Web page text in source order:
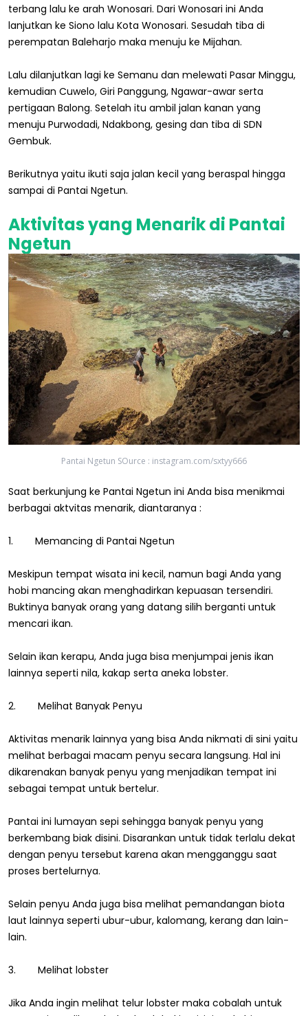
terbang lalu ke arah Wonosari. Dari Wonosari ini Anda
lanjutkan ke Siono lalu Kota Wonosari. Sesudah tiba di
perempatan Baleharjo maka menuju ke Mijahan.
Lalu dilanjutkan lagi ke Semanu dan melewati Pasar Minggu,
kemudian Cuwelo, Giri Panggung, Ngawar-awar serta
pertigaan Balong. Setelah itu ambil jalan kanan yang
menuju Purwodadi, Ndakbong, gesing dan tiba di SDN
Gembuk.
Berikutnya yaitu ikuti saja jalan kecil yang beraspal hingga
sampai di Pantai Ngetun.
Aktivitas yang Menarik di Pantai
Ngetun
Pantai Ngetun SOurce : instagram.com/sxtyy666
Saat berkunjung ke Pantai Ngetun ini Anda bisa menikmai
berbagai aktvitas menarik, diantaranya :
1. Memancing di Pantai Ngetun
Meskipun tempat wisata ini kecil, namun bagi Anda yang
hobi mancing akan menghadirkan kepuasan tersendiri.
Buktinya banyak orang yang datang silih berganti untuk
mencari ikan.
Selain ikan kerapu, Anda juga bisa menjumpai jenis ikan
lainnya seperti nila, kakap serta aneka lobster.
2. Melihat Banyak Penyu
Aktivitas menarik lainnya yang bisa Anda nikmati di sini yaitu
melihat berbagai macam penyu secara langsung. Hal ini
dikarenakan banyak penyu yang menjadikan tempat ini
sebagai tempat untuk bertelur.
Pantai ini lumayan sepi sehingga banyak penyu yang
berkembang biak disini. Disarankan untuk tidak terlalu dekat
dengan penyu tersebut karena akan mengganggu saat
proses bertelurnya.
Selain penyu Anda juga bisa melihat pemandangan biota
laut lainnya seperti ubur-ubur, kalomang, kerang dan lain-
lain.
3. Melihat lobster
Jika Anda ingin melihat telur lobster maka cobalah untuk